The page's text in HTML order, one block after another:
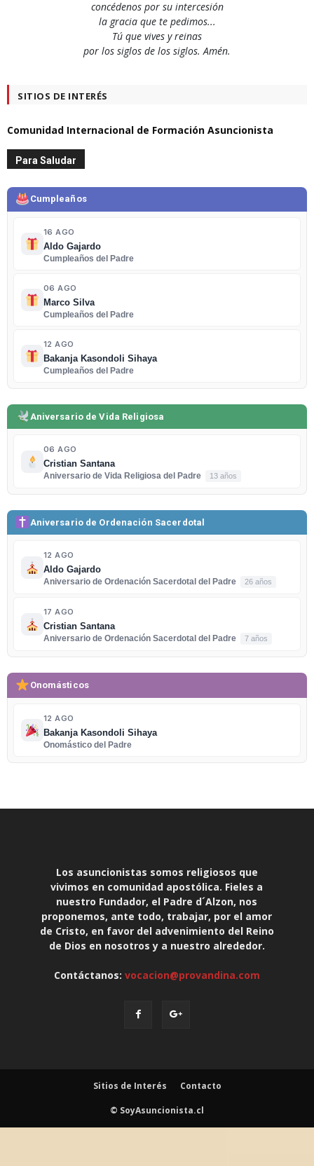
concédenos por su intercesión
la gracia que te pedimos...
Tú que vives y reinas
por los siglos de los siglos. Amén.
SITIOS DE INTERÉS
Comunidad Internacional de Formación Asuncionista
Para Saludar
Cumpleaños
16 AGO
Aldo Gajardo
Cumpleaños del Padre
06 AGO
Marco Silva
Cumpleaños del Padre
12 AGO
Bakanja Kasondoli Sihaya
Cumpleaños del Padre
Aniversario de Vida Religiosa
06 AGO
Cristian Santana
Aniversario de Vida Religiosa del Padre
13 años
Aniversario de Ordenación Sacerdotal
12 AGO
Aldo Gajardo
Aniversario de Ordenación Sacerdotal del Padre
26 años
17 AGO
Cristian Santana
Aniversario de Ordenación Sacerdotal del Padre
7 años
Onomásticos
12 AGO
Bakanja Kasondoli Sihaya
Onomástico del Padre
Los asuncionistas somos religiosos que
vivimos en comunidad apostólica. Fieles a
nuestro Fundador, el Padre d´Alzon, nos
proponemos, ante todo, trabajar, por el amor
de Cristo, en favor del advenimiento del Reino
de Dios en nosotros y a nuestro alrededor.
Contáctanos: vocacion@provandina.com
Sitios de Interés Contacto
© SoyAsuncionista.cl